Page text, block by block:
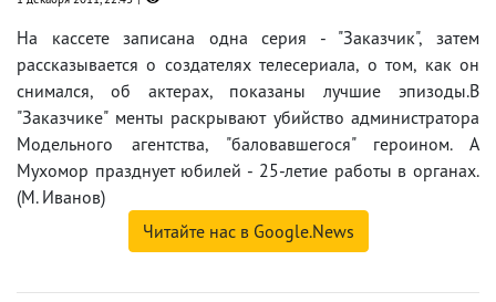
На кассете записана одна серия - "Заказчик", затем
рассказывается о создателях телесериала, о том, как он
снимался, об актерах, показаны лучшие эпизоды.В
"Заказчике" менты раскрывают убийство администратора
Модельного агентства, "баловавшегося" героином. А
Мухомор празднует юбилей - 25-летие работы в органах.
(М. Иванов)
Читайте нас в Google.News